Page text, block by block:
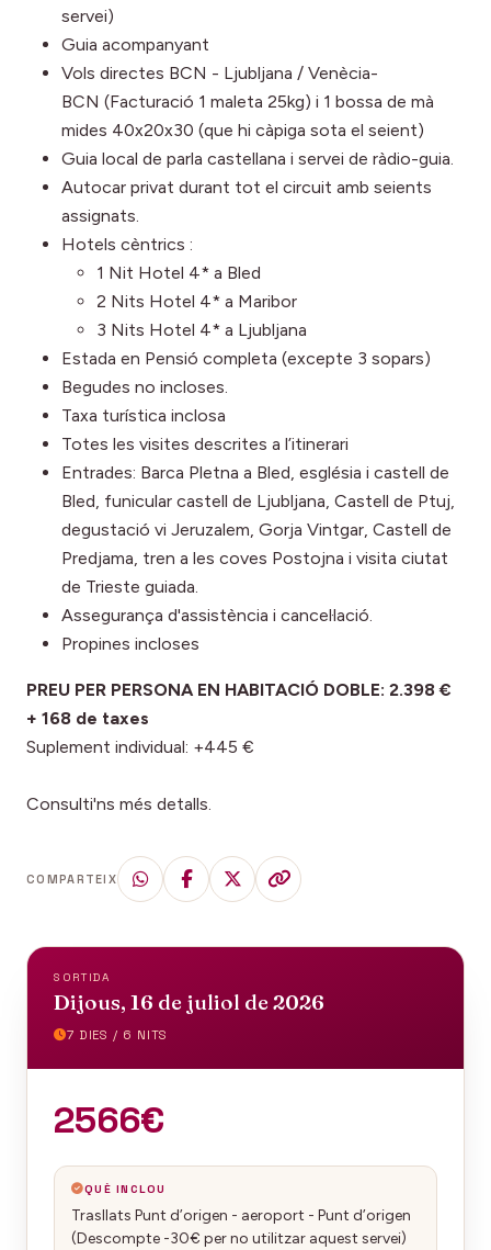
servei)
Guia acompanyant
Vols directes BCN - Ljubljana / Venècia-
BCN (Facturació 1 maleta 25kg) i 1 bossa de mà
mides 40x20x30 (que hi càpiga sota el seient)
Guia local de parla castellana i servei de ràdio-guia.
Autocar privat durant tot el circuit amb seients
assignats.
Hotels cèntrics :
1 Nit Hotel 4* a Bled
2 Nits Hotel 4* a Maribor
3 Nits Hotel 4* a Ljubljana
Estada en Pensió completa (excepte 3 sopars)
Begudes no incloses.
Taxa turística inclosa
Totes les visites descrites a l’itinerari
Entrades: Barca Pletna a Bled, església i castell de
Bled, funicular castell de Ljubljana, Castell de Ptuj,
degustació vi Jeruzalem, Gorja Vintgar, Castell de
Predjama, tren a les coves Postojna i visita ciutat
de Trieste guiada.
Assegurança d'assistència i cancel·lació.
Propines incloses
PREU PER PERSONA EN HABITACIÓ DOBLE: 2.398 €
+ 168 de taxes
Suplement individual: +445 €
Consulti'ns més detalls.
COMPARTEIX
SORTIDA
Dijous, 16 de juliol de 2026
7 DIES / 6 NITS
2566€
QUÈ INCLOU
Trasllats Punt d’origen - aeroport - Punt d’origen
(Descompte -30€ per no utilitzar aquest servei)